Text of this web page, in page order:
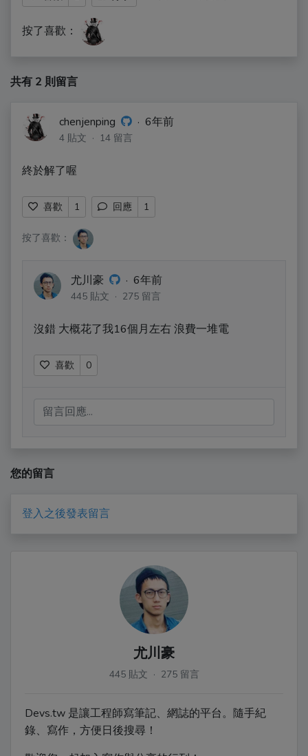
按了喜歡：
共有 2 則留言
chenjenping · 6年前
4 貼文 · 14 留言
終於解了喔
喜歡 1 回應 1
按了喜歡：
尤川豪 · 6年前
445 貼文 · 275 留言
沒錯 大概花了我16個月左右 浪費一堆電
喜歡 0
留言回應...
您的留言
登入之後發表留言
尤川豪
445 貼文 · 275 留言
Devs.tw 是讓工程師寫筆記、網誌的平台。隨手紀
錄、寫作，方便日後搜尋！